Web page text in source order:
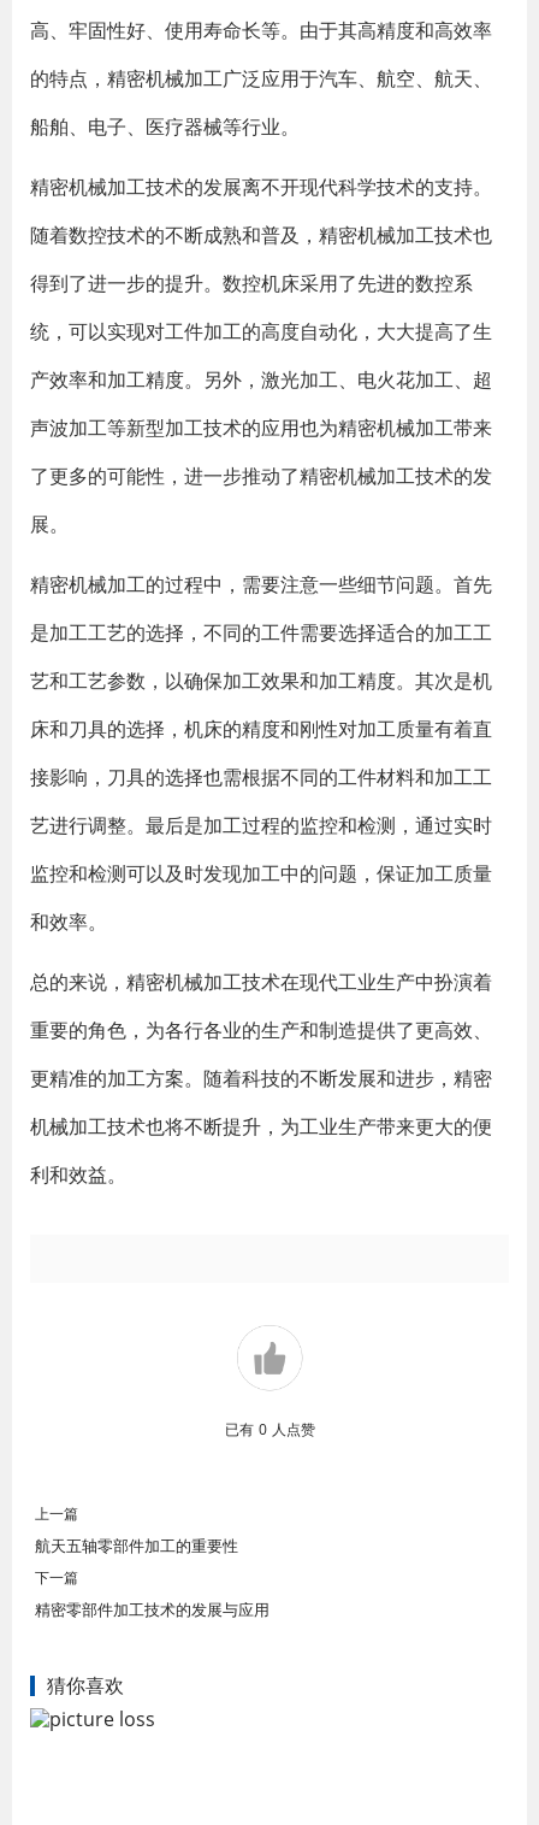
高、牢固性好、使用寿命长等。由于其高精度和高效率
的特点，精密机械加工广泛应用于汽车、航空、航天、
船舶、电子、医疗器械等行业。
精密机械加工技术的发展离不开现代科学技术的支持。
随着数控技术的不断成熟和普及，精密机械加工技术也
得到了进一步的提升。数控机床采用了先进的数控系
统，可以实现对工件加工的高度自动化，大大提高了生
产效率和加工精度。另外，激光加工、电火花加工、超
声波加工等新型加工技术的应用也为精密机械加工带来
了更多的可能性，进一步推动了精密机械加工技术的发
展。
精密机械加工的过程中，需要注意一些细节问题。首先
是加工工艺的选择，不同的工件需要选择适合的加工工
艺和工艺参数，以确保加工效果和加工精度。其次是机
床和刀具的选择，机床的精度和刚性对加工质量有着直
接影响，刀具的选择也需根据不同的工件材料和加工工
艺进行调整。最后是加工过程的监控和检测，通过实时
监控和检测可以及时发现加工中的问题，保证加工质量
和效率。
总的来说，精密机械加工技术在现代工业生产中扮演着
重要的角色，为各行各业的生产和制造提供了更高效、
更精准的加工方案。随着科技的不断发展和进步，精密
机械加工技术也将不断提升，为工业生产带来更大的便
利和效益。
已有 0 人点赞
上一篇
航天五轴零部件加工的重要性
下一篇
精密零部件加工技术的发展与应用
猜你喜欢